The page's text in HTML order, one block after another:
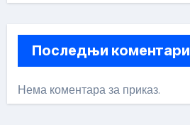
Последњи коментари
Нема коментара за приказ.